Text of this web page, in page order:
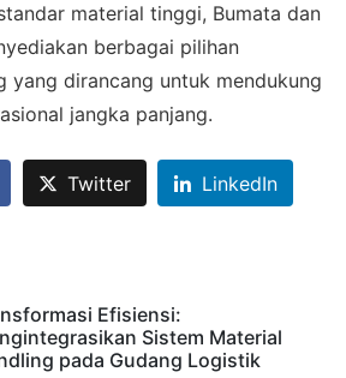
material tinggi, Bumata dan
berbagai pilihan
yang dirancang untuk mendukung
jangka panjang.
Twitter LinkedIn
Efisiensi:
Sistem Material
pada Gudang Logistik
Sales
proyek Anda, dapatkan
WhatsApp.
1